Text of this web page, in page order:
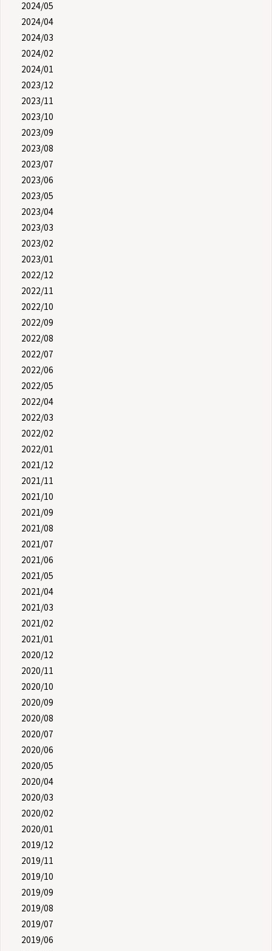
2024/05
2024/04
2024/03
2024/02
2024/01
2023/12
2023/11
2023/10
2023/09
2023/08
2023/07
2023/06
2023/05
2023/04
2023/03
2023/02
2023/01
2022/12
2022/11
2022/10
2022/09
2022/08
2022/07
2022/06
2022/05
2022/04
2022/03
2022/02
2022/01
2021/12
2021/11
2021/10
2021/09
2021/08
2021/07
2021/06
2021/05
2021/04
2021/03
2021/02
2021/01
2020/12
2020/11
2020/10
2020/09
2020/08
2020/07
2020/06
2020/05
2020/04
2020/03
2020/02
2020/01
2019/12
2019/11
2019/10
2019/09
2019/08
2019/07
2019/06